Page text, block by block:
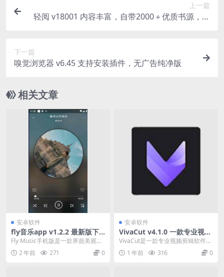
上一篇
轻阅 v18001 内容丰富，自带2000＋优质书源，阅
下一篇
嗅觉浏览器 v6.45 支持安装插件，无广告纯净版
相关文章
安卓软件
fly音乐app v1.2.2 最新版下
载 一款界面美观的音乐听歌软
件
Fly Music手机版是一款界面美观的
音乐听歌软件，Fly Music软件内
有...2 年前 271 0
安卓软件
VivaCut v4.1.0 一款专业视频
剪辑软件，解锁高级版
VivaCut是一款专业视频剪辑软件，
为用户提供丰富而专业的视频剪辑
工具，带来好...
1 年前 316 0